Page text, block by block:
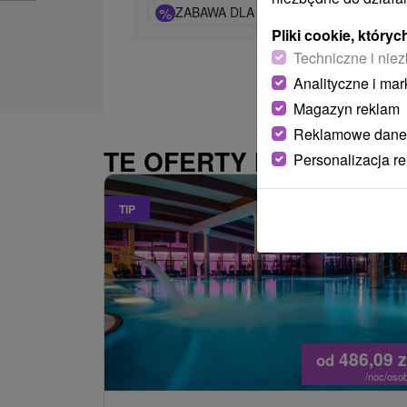
% ZABAWA DLA DZIECI, RELAKS DLA
TE OFERTY MOGĄ
TIP
od 486,09
/noc/
Pliki cookie,
Techniczne i
Analityczne i
Magazyn reklam
Reklamowe
Personalizacja